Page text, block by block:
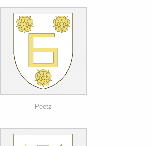
Peetz